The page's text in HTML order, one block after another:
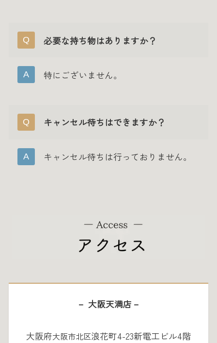
必要な持ち物はありますか？
特にございません。
キャンセル待ちはできますか？
キャンセル待ちは行っておりません。
－ 大阪天満店－
大阪府大阪市北区浪花町4-23新電工ビル4階